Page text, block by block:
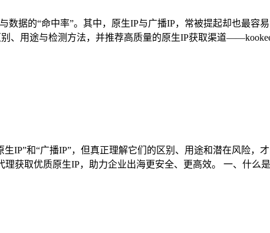
据的“命中率”。其中，原生IP与广播IP，常被提起却也最容
、用途与检测方法，并推荐高质量的原生IP获取渠道
IP”和“广播IP”，但真正理解它们的区别、用途和潜在风险，
获取优质原生IP，助力企业出海更安全、更高效。 一、什么